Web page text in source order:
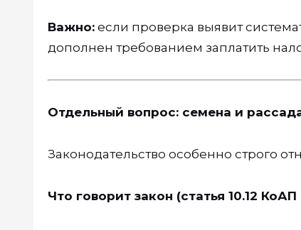
Важно: если проверка выявит
дополнен требованием заплатить
Отдельный вопрос: семена и
Законодательство особенно строго
Что говорит закон (статья 10.12